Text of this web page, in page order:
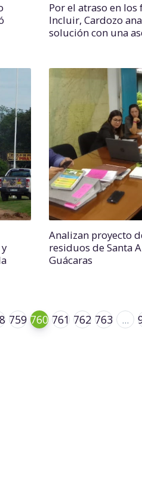
Por el atraso en los
Incluir, Cardozo
solución con una
Analizan proyecto
residuos de Santa
Guácaras
759 760 761 762 763 ...